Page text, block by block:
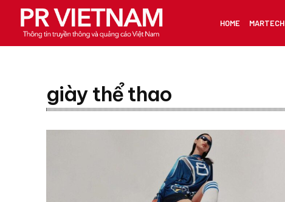
HOME MARTECH
giày thể thao